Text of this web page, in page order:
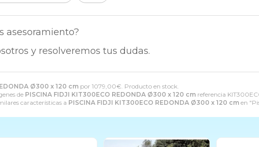
Ø300 x 120 cm por 1079,00€. Producto en stock.
de PISCINA FIDJI KIT300ECO REDONDA Ø300 x 120 cm referencia
características a PISCINA FIDJI KIT300ECO REDONDA Ø300 x 120 cm en
asesoramiento?
y resolveremos tus dudas.